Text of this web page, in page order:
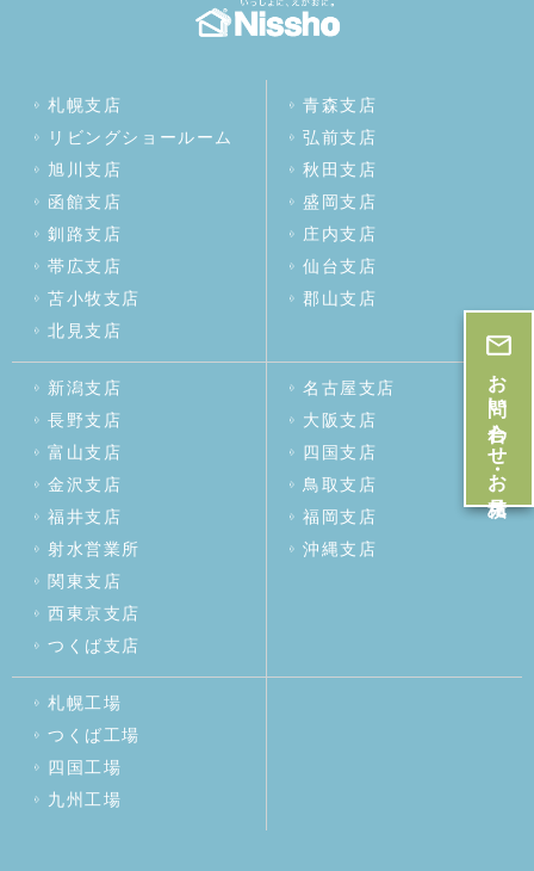
札幌支店
リビングショールーム
旭川支店
函館支店
釧路支店
帯広支店
苫小牧支店
北見支店
青森支店
弘前支店
秋田支店
盛岡支店
庄内支店
仙台支店
郡山支店
新潟支店
長野支店
富山支店
金沢支店
福井支店
射水営業所
関東支店
西東京支店
つくば支店
名古屋支店
大阪支店
四国支店
鳥取支店
福岡支店
沖縄支店
札幌工場
つくば工場
四国工場
九州工場
お問い合わせ・お見積